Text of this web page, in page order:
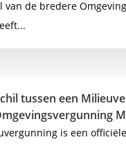
van de bredere
tussen een
is een officiële